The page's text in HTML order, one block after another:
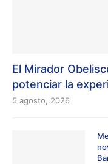
El Mirador
potenciar la
5 agosto, 2026